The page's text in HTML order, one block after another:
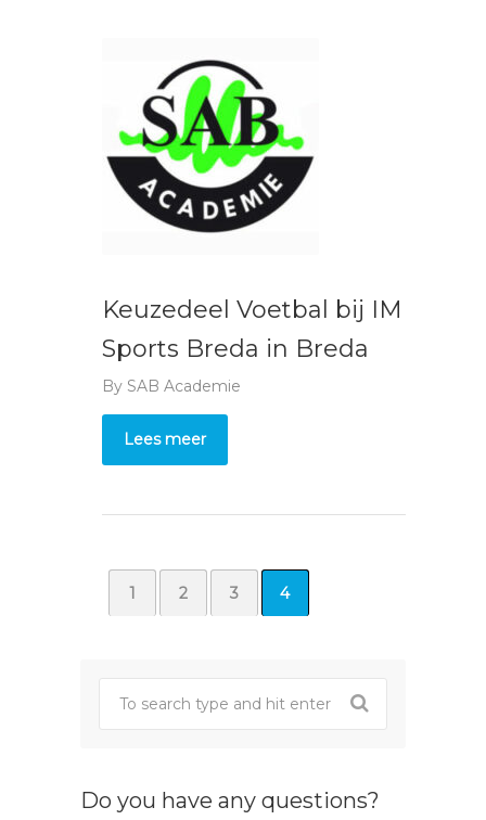
Keuzedeel Voetbal bij IM
Sports Breda in Breda
By SAB Academie
Lees meer
1 2 3 4
Do you have any questions?